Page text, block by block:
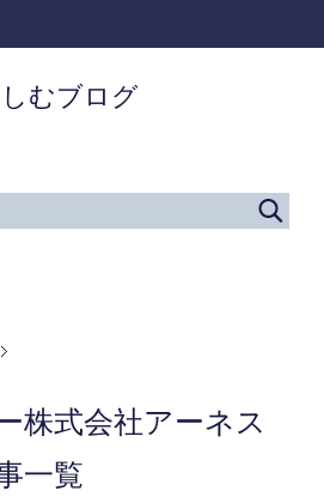
むブログ
株式会社アーネス
一覧